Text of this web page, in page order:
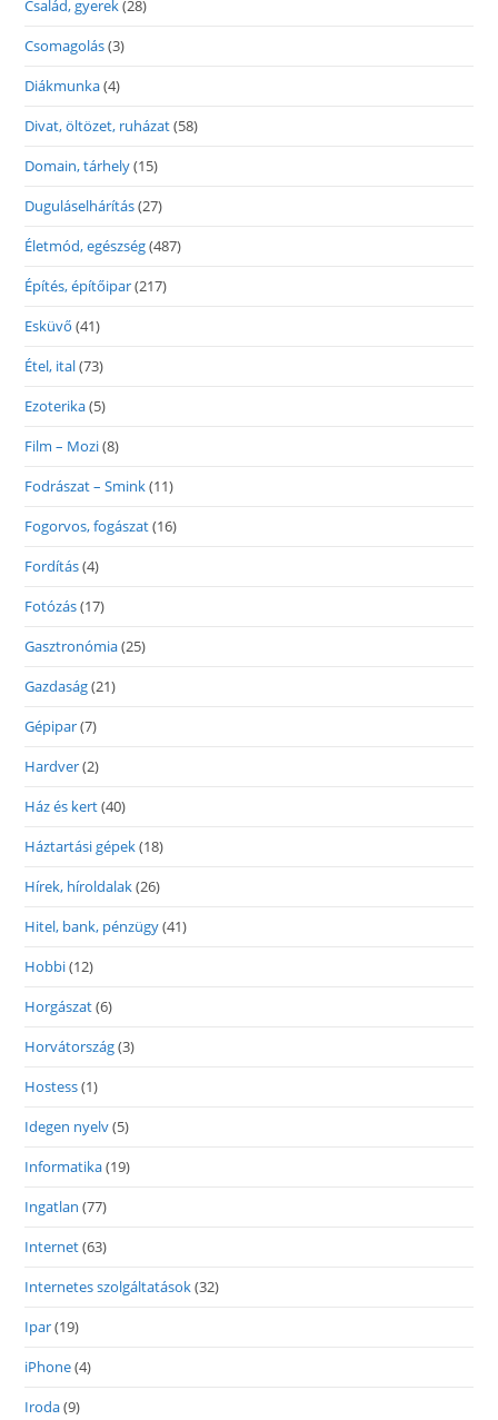
Család, gyerek(28)
Csomagolás(3)
Diákmunka(4)
Divat, öltözet, ruházat(58)
Domain, tárhely(15)
Duguláselhárítás(27)
Életmód, egészség(487)
Építés, építőipar(217)
Esküvő (41)
Étel, ital(73)
Ezoterika(5)
Film – Mozi(8)
Fodrászat – Smink(11)
Fogorvos, fogászat(16)
Fordítás(4)
Fotózás(17)
Gasztronómia(25)
Gazdaság(21)
Gépipar(7)
Hardver(2)
Ház és kert(40)
Háztartási gépek(18)
Hírek, híroldalak(26)
Hitel, bank, pénzügy(41)
Hobbi(12)
Horgászat(6)
Horvátország(3)
Hostess(1)
Idegen nyelv(5)
Informatika(19)
Ingatlan (77)
Internet(63)
Internetes szolgáltatások(32)
Ipar(19)
iPhone(4)
Iroda(9)